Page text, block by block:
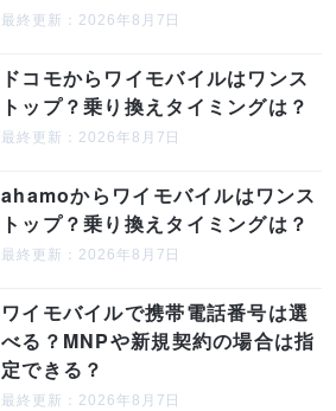
最終更新：2026年8月7日
ドコモからワイモバイルはワンス
トップ？乗り換えタイミングは？
最終更新：2026年8月7日
ahamoからワイモバイルはワンス
トップ？乗り換えタイミングは？
最終更新：2026年8月7日
ワイモバイルで携帯電話番号は選
べる？MNPや新規契約の場合は指
定できる？
最終更新：2026年8月7日